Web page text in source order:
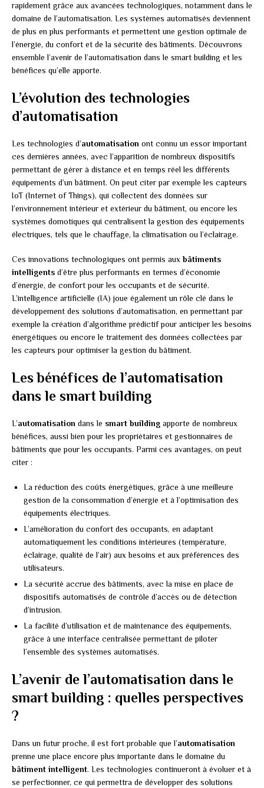
rapidement grâce aux avancées technologiques, notamment dans le
domaine de l’automatisation. Les systèmes automatisés deviennent
de plus en plus performants et permettent une gestion optimale de
l’énergie, du confort et de la sécurité des bâtiments. Découvrons
ensemble l’avenir de l’automatisation dans le smart building et les
bénéfices qu’elle apporte.
L’évolution des technologies
d’automatisation
Les technologies d’automatisation ont connu un essor important
ces dernières années, avec l’apparition de nombreux dispositifs
permettant de gérer à distance et en temps réel les différents
équipements d’un bâtiment. On peut citer par exemple les capteurs
IoT (Internet of Things), qui collectent des données sur
l’environnement intérieur et extérieur du bâtiment, ou encore les
systèmes domotiques qui centralisent la gestion des équipements
électriques, tels que le chauffage, la climatisation ou l’éclairage.
Ces innovations technologiques ont permis auxbâtiments
intelligents d’être plus performants en termes d’économie
d’énergie, de confort pour les occupants et de sécurité.
L’intelligence artificielle (IA) joue également un rôle clé dans le
développement des solutions d’automatisation, en permettant par
exemple la création d’algorithme prédictif pour anticiper les besoins
énergétiques ou encore le traitement des données collectées par
les capteurs pour optimiser la gestion du bâtiment.
Les bénéfices de l’automatisation
dans le smart building
L’automatisation dans le smart building apporte de nombreux
bénéfices, aussi bien pour les propriétaires et gestionnaires de
bâtiments que pour les occupants. Parmi ces avantages, on peut
citer :
La réduction des coûts énergétiques, grâce à une meilleure
gestion de la consommation d’énergie et à l’optimisation des
équipements électriques.
L’amélioration du confort des occupants, en adaptant
automatiquement les conditions intérieures (température,
éclairage, qualité de l’air) aux besoins et aux préférences des
utilisateurs.
La sécurité accrue des bâtiments, avec la mise en place de
dispositifs automatisés de contrôle d’accès ou de détection
d’intrusion.
La facilité d’utilisation et de maintenance des équipements,
grâce à une interface centralisée permettant de piloter
l’ensemble des systèmes automatisés.
L’avenir de l’automatisation dans le
smart building : quelles perspectives
?
Dans un futur proche, il est fort probable que l’automatisation
prenne une place encore plus importante dans le domaine du
bâtiment intelligent. Les technologies continueront à évoluer et à
se perfectionner, ce qui permettra de développer des solutions